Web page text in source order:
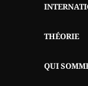
THÉORIE
QUI